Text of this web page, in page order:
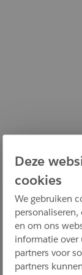
Deze
cookies
We gebruiken
en om ons
informatie over
partners voor
partners